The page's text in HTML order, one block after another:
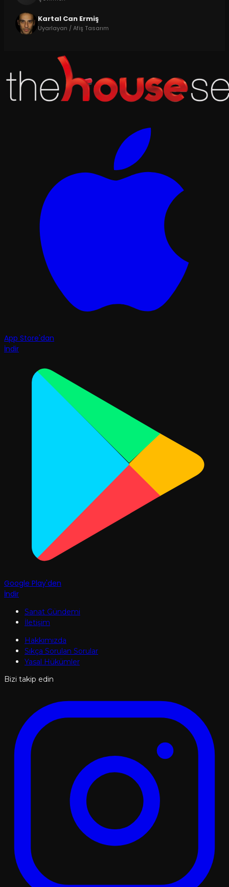
Kartal Can Ermiş
Uyarlayan / Afiş Tasarım
App Store'dan
İndir
Google Play'den
İndir
Sanat Gündemi
İletişim
Hakkımızda
Sıkça Sorulan Sorular
Yasal Hükümler
Bizi takip edin